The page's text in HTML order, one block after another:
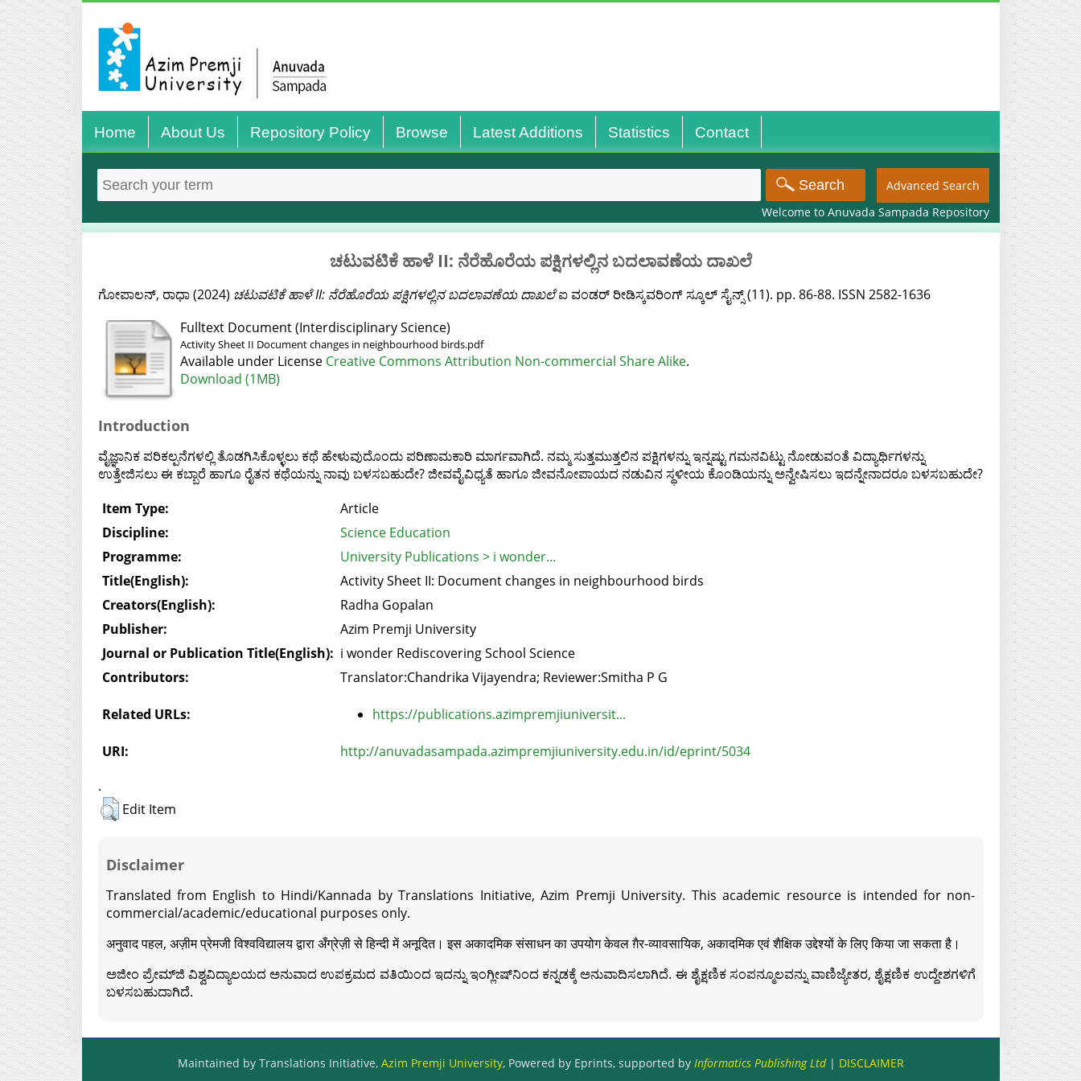
Home About Us Repository Policy Browse Latest Additions Statistics Contact
Advanced Search
Welcome to Anuvada Sampada Repository
ಚಟುವಟಿಕೆ ಹಾಳೆ II: ನೆರೆಹೊರೆಯ ಪಕ್ಷಿಗಳಲ್ಲಿನ ಬದಲಾವಣೆಯ ದಾಖಲೆ
ಗೋಪಾಲನ್‌, ರಾಧಾ(2024) ಚಟುವಟಿಕೆ ಹಾಳೆ II: ನೆರೆಹೊರೆಯ ಪಕ್ಷಿಗಳಲ್ಲಿನ ಬದಲಾವಣೆಯ ದಾಖಲೆಐ ವಂಡರ್ ರೀಡಿಸ್ಕವರಿಂಗ್ ಸ್ಕೂಲ್ ಸೈನ್ಸ್ (11). pp. 86-88. ISSN 2582-1636
Fulltext Document (Interdisciplinary Science)
Activity Sheet II Document changes in neighbourhood birds.pdf
Available under License Creative Commons Attribution Non-commercial Share Alike.
Download (1MB)
Introduction
ವೈಜ್ಞಾನಿಕ ಪರಿಕಲ್ಪನೆಗಳಲ್ಲಿ ತೊಡಗಿಸಿಕೊಳ್ಳಲು ಕಥೆ ಹೇಳುವುದೊಂದು ಪರಿಣಾಮಕಾರಿ ಮಾರ್ಗವಾಗಿದೆ. ನಮ್ಮ ಸುತ್ತಮುತ್ತಲಿನ ಪಕ್ಷಿಗಳನ್ನು ಇನ್ನಷ್ಟು ಗಮನವಿಟ್ಟು ನೋಡುವಂತೆ ವಿದ್ಯಾರ್ಥಿಗಳನ್ನು
ಉತ್ತೇಜಿಸಲು ಈ ಕಬ್ಬಾರೆ ಹಾಗೂ ರೈತನ ಕಥೆಯನ್ನು ನಾವು ಬಳಸಬಹುದೇ? ಜೀವವೈವಿಧ್ಯತೆ ಹಾಗೂ ಜೀವನೋಪಾಯದ ನಡುವಿನ ಸ್ಥಳೀಯ ಕೊಂಡಿಯನ್ನು ಅನ್ವೇಷಿಸಲು ಇದನ್ನೇನಾದರೂ ಬಳಸಬಹುದೇ?
Item Type:
Article
Discipline:
Science Education
Programme:
University Publications > i wonder...
Title(English):
Activity Sheet II: Document changes in neighbourhood birds
Creators(English):
Radha Gopalan
Publisher:
Azim Premji University
Journal or Publication Title(English): i wonder Rediscovering School Science
Contributors:
Translator:Chandrika Vijayendra; Reviewer:Smitha P G
Related URLs: https://publications.azimpremjiuniversit...
URI:
http://anuvadasampada.azimpremjiuniversity.edu.in/id/eprint/5034
.
Edit Item
Disclaimer
Translated from English to Hindi/Kannada by Translations Initiative, Azim Premji University. This academic resource is intended for non-
commercial/academic/educational purposes only.
अनुवाद पहल, अज़ीम प्रेमजी विश्वविद्यालय द्वारा अँग्रेज़ी से हिन्दी में अनूदित। इस अकादमिक संसाधन का उपयोग केवल ग़ैर-व्यावसायिक, अकादमिक एवं शैक्षिक उद्देश्यों के लिए किया जा सकता है।
ಅಜೀಂ ಪ್ರೇಮ್‍ಜಿ ವಿಶ್ವವಿದ್ಯಾಲಯದ ಅನುವಾದ ಉಪಕ್ರಮದ ವತಿಯಿಂದ ಇದನ್ನು ಇಂಗ್ಲೀಷ್‍ನಿಂದ ಕನ್ನಡಕ್ಕೆ ಅನುವಾದಿಸಲಾಗಿದೆ. ಈ ಶೈಕ್ಷಣಿಕ ಸಂಪನ್ಮೂಲವನ್ನು ವಾಣಿಜ್ಯೇತರ, ಶೈಕ್ಷಣಿಕ ಉದ್ದೇಶಗಳಿಗೆ
ಬಳಸಬಹುದಾಗಿದೆ.
Maintained by Translations Initiative, Azim Premji University, Powered by Eprints, supported by Informatics Publishing Ltd| DISCLAIMER